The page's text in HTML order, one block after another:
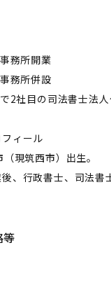
務所開業
務所併設
2社目の司法書士法
ィール
現筑西市）出生。
、行政書士、司法
等